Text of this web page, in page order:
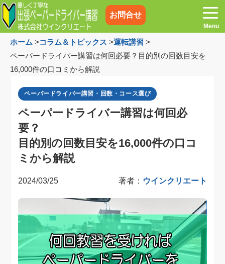
お問合せ
プログラム 講習料金
お客様の声 コラム&トピックス
よくある質問 空き状況
メディア紹介
スタッフ紹介 申し込みフロー
ホーム >コラム＆トピックス >運転講習 >
ペーパードライバー講習は何回必要？目的別の回数目安を
16,000件の口コミから解説
ペーパードライバー講習・回数・コース選び
ペーパードライバー講習は何回必
要？
目的別の回数目安を16,000件の口コ
ミから解説
2024/03/25 著者： ウインクリエート